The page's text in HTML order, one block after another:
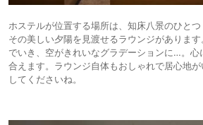
ホステルが位置する場所は、知床八景のひとつ
その美しい夕陽を見渡せるラウンジがありま
でいき、空がきれいなグラデーションに…。心
合えます。ラウンジ自体もおしゃれで居心地
してくださいね。